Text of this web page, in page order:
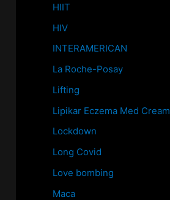
HIIT
HIV
INTERAMERICAN
La Roche-Posay
Lifting
Lipikar Eczema Med Cream
Lockdown
Long Covid
Love bombing
Maca